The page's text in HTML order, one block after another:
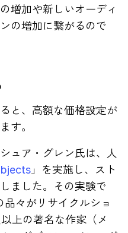
増加や新しいオーディ
の増加に繋がるので
と、高額な価格設定が
す。
ュア・グレン氏は、人
」を実施し、スト
ました。その実験で
々がリサイクルショ
上の著名な作家（メ